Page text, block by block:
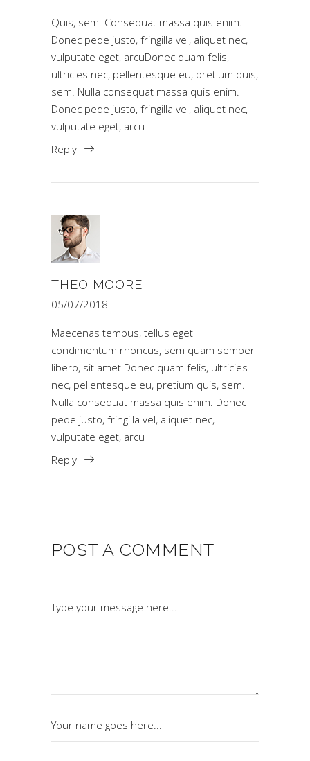
Quis, sem. Consequat massa quis enim.
Donec pede justo, fringilla vel, aliquet nec,
vulputate eget, arcuDonec quam felis,
ultricies nec, pellentesque eu, pretium quis,
sem. Nulla consequat massa quis enim.
Donec pede justo, fringilla vel, aliquet nec,
vulputate eget, arcu
Reply
THEO MOORE
05/07/2018
Maecenas tempus, tellus eget
condimentum rhoncus, sem quam semper
libero, sit amet Donec quam felis, ultricies
nec, pellentesque eu, pretium quis, sem.
Nulla consequat massa quis enim. Donec
pede justo, fringilla vel, aliquet nec,
vulputate eget, arcu
Reply
POST A COMMENT